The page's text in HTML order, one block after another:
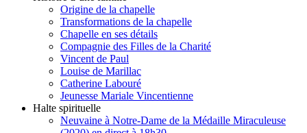
Origine de la chapelle
Transformations de la chapelle
Chapelle en ses détails
Compagnie des Filles de la Charité
Vincent de Paul
Louise de Marillac
Catherine Labouré
Jeunesse Mariale Vincentienne
Halte spirituelle
Neuvaine à Notre-Dame de la Médaille Miraculeuse